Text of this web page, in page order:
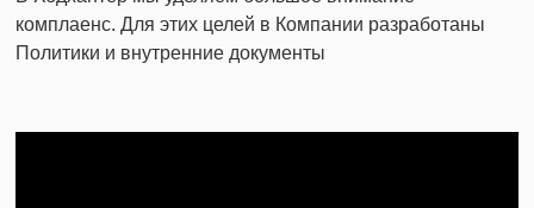
комплаенс. Для этих целей в Компании разработаны
Политики и внутренние документы